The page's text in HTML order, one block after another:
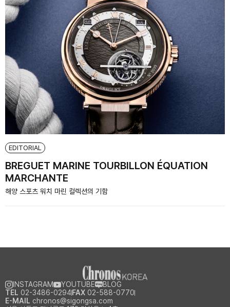
EDITORIAL
BREGUET MARINE TOURBILLON ÉQUATION
MARCHANTE
해양 스포츠 워치 마린 컬렉션의 기함
INSTAGRAM YOUTUBE
BLOG
TEL 02-3486-0294 FAX 02-588-0770
E-MAIL chronos@sigongsa.com